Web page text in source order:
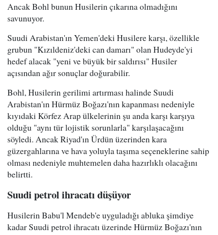
Ancak Bohl bunun Husilerin çıkarına olmadığını
savunuyor.
Suudi Arabistan'ın Yemen'deki Husilere karşı, özellikle
grubun "Kızıldeniz'deki can damarı" olan Hudeyde'yi
hedef alacak "yeni ve büyük bir saldırısı" Husiler
açısından ağır sonuçlar doğurabilir.
Bohl, Husilerin gerilimi artırması halinde Suudi
Arabistan'ın Hürmüz Boğazı'nın kapanması nedeniyle
kıyıdaki Körfez Arap ülkelerinin şu anda karşı karşıya
olduğu "aynı tür lojistik sorunlarla" karşılaşacağını
söyledi. Ancak Riyad'ın Ürdün üzerinden kara
güzergahlarına ve hava yoluyla taşıma seçeneklerine sahip
olması nedeniyle muhtemelen daha hazırlıklı olacağını
belirtti.
Suudi petrol ihracatı düşüyor
Husilerin Babu'l Mendeb'e uyguladığı abluka şimdiye
kadar Suudi petrol ihracatı üzerinde Hürmüz Boğazı'nın